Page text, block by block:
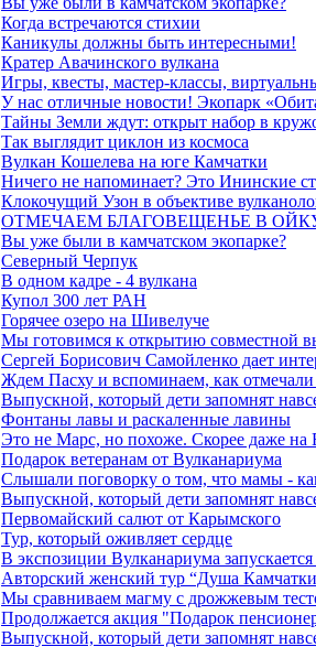
Когда встречаются стихии
Каникулы должны быть интересными!
Кратер Авачинского вулкана
Игры, квесты, мастер-классы,
У нас отличные новости! Экопарк
Тайны Земли ждут: открыт набор в
Так выглядит циклон из космоса
Вулкан Кошелева на юге Камчатки
Ничего не напоминает? Это Ининские
Клокочущий Узон в объективе
ОТМЕЧАЕМ БЛАГОВЕЩЕНЬЕ В
Вы уже были в камчатском экопарке?
Северный Черпук
В одном кадре - 4 вулкана
Купол 300 лет РАН
Горячее озеро на Шивелуче
Мы готовимся к открытию совместной
Сергей Борисович Самойленко дает
Ждем Пасху и вспоминаем, как
Выпускной, который дети запомнят
Фонтаны лавы и раскаленные лавины
Это не Марс, но похоже. Скорее даже на
Подарок ветеранам от Вулканариума
Слышали поговорку о том, что мамы -
Выпускной, который дети запомнят
Первомайский салют от Карымского
Тур, который оживляет сердце
В экспозиции Вулканариума
Авторский женский тур “Душа
Мы сравниваем магму с дрожжевым
Продолжается акция "Подарок
Выпускной, который дети запомнят